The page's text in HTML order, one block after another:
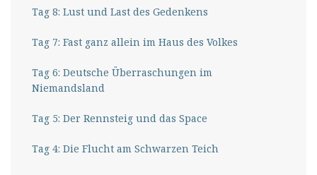
Tag 8: Lust und Last des Gedenkens
Tag 7: Fast ganz allein im Haus des Volkes
Tag 6: Deutsche Überraschungen im
Niemandsland
Tag 5: Der Rennsteig und das Space
Tag 4: Die Flucht am Schwarzen Teich